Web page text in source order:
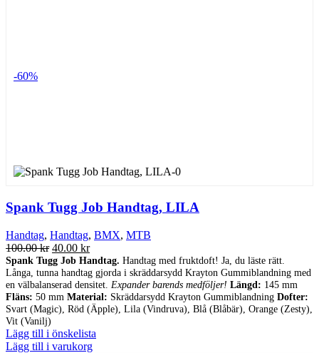
-60%
Spank Tugg Job Handtag, LILA
Handtag, Handtag, BMX, MTB
100.00kr Det
ursprungliga
priset
var:
100.00 kr.
40.00 krDet
nuvarande
priset
är:
40.00 kr.
Spank Tugg Job Handtag. Handtag med fruktdoft! Ja, du läste rätt.
Långa, tunna handtag gjorda i skräddarsydd Krayton Gummiblandning med
en välbalanserad densitet. Expander barends medföljer! Längd: 145 mm
Fläns: 50 mm Material: Skräddarsydd Krayton Gummiblandning Dofter:
Svart (Magic), Röd (Äpple), Lila (Vindruva), Blå (Blåbär), Orange (Zesty),
Vit (Vanilj)
Lägg till i önskelista
Lägg till i varukorg